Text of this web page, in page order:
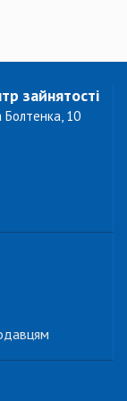
зайнятості
Болтенка, 10